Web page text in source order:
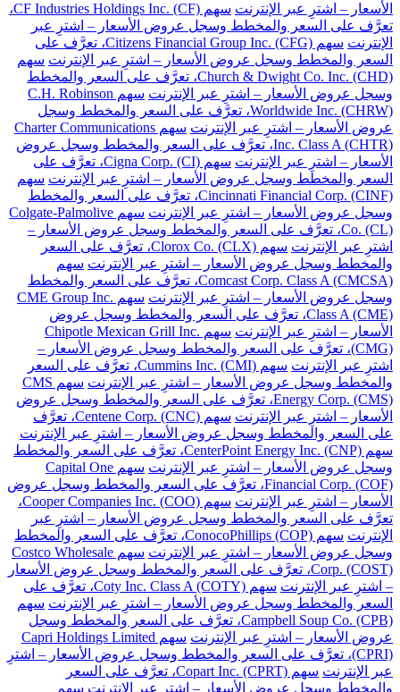
الأسعار – اشترِ عبر الإنترنت
سهم CF Industries Holdings Inc. (CF)،
تعرَّف على السعر والمخطط وسجل عروض الأسعار – اشترِ عبر
الإنترنت
سهم Citizens Financial Group Inc. (CFG)، تعرَّف على
السعر والمخطط وسجل عروض الأسعار – اشترِ عبر الإنترنت سهم
Church & Dwight Co. Inc. (CHD)، تعرَّف على السعر والمخطط
وسجل عروض الأسعار – اشترِ عبر الإنترنت
سهم C.H. Robinson
Worldwide Inc. (CHRW)، تعرَّف على السعر والمخطط وسجل
عروض الأسعار – اشترِ عبر الإنترنت
سهم Charter Communications
Inc. Class A (CHTR)، تعرَّف على السعر والمخطط وسجل عروض
الأسعار – اشترِ عبر الإنترنت
سهم Cigna Corp. (CI)، تعرَّف على
السعر والمخطط وسجل عروض الأسعار – اشترِ عبر الإنترنت سهم
Cincinnati Financial Corp. (CINF)، تعرَّف على السعر والمخطط
وسجل عروض الأسعار – اشترِ عبر الإنترنت
سهم Colgate-Palmolive
Co. (CL)، تعرَّف على السعر والمخطط وسجل عروض الأسعار –
اشترِ عبر الإنترنت
سهم Clorox Co. (CLX)، تعرَّف على السعر
والمخطط وسجل عروض الأسعار – اشترِ عبر الإنترنت سهم
Comcast Corp. Class A (CMCSA)، تعرَّف على السعر والمخطط
وسجل عروض الأسعار – اشترِ عبر الإنترنت
سهم CME Group Inc.
Class A (CME)، تعرَّف على السعر والمخطط وسجل عروض
الأسعار – اشترِ عبر الإنترنت
سهم Chipotle Mexican Grill Inc.
(CMG)، تعرَّف على السعر والمخطط وسجل عروض الأسعار –
اشترِ عبر الإنترنت
سهم Cummins Inc. (CMI)، تعرَّف على السعر
والمخطط وسجل عروض الأسعار – اشترِ عبر الإنترنت
سهم CMS
Energy Corp. (CMS)، تعرَّف على السعر والمخطط وسجل عروض
الأسعار – اشترِ عبر الإنترنت
سهم Centene Corp. (CNC)، تعرَّف
على السعر والمخطط وسجل عروض الأسعار – اشترِ عبر الإنترنت
سهم CenterPoint Energy Inc. (CNP)، تعرَّف على السعر والمخطط
وسجل عروض الأسعار – اشترِ عبر الإنترنت
سهم Capital One
Financial Corp. (COF)، تعرَّف على السعر والمخطط وسجل عروض
الأسعار – اشترِ عبر الإنترنت
سهم Cooper Companies Inc. (COO)،
تعرَّف على السعر والمخطط وسجل عروض الأسعار – اشترِ عبر
الإنترنت
سهم ConocoPhillips (COP)، تعرَّف على السعر والمخطط
وسجل عروض الأسعار – اشترِ عبر الإنترنت
سهم Costco Wholesale
Corp. (COST)، تعرَّف على السعر والمخطط وسجل عروض الأسعار
– اشترِ عبر الإنترنت
سهم Coty Inc. Class A (COTY)، تعرَّف على
السعر والمخطط وسجل عروض الأسعار – اشترِ عبر الإنترنت سهم
Campbell Soup Co. (CPB)، تعرَّف على السعر والمخطط وسجل
عروض الأسعار – اشترِ عبر الإنترنت
سهم Capri Holdings Limited
(CPRI)، تعرَّف على السعر والمخطط وسجل عروض الأسعار – اشترِ
عبر الإنترنت
سهم Copart Inc. (CPRT)، تعرَّف على السعر
والمخطط وسجل عروض الأسعار – اشترِ عبر الإنترنت سهم